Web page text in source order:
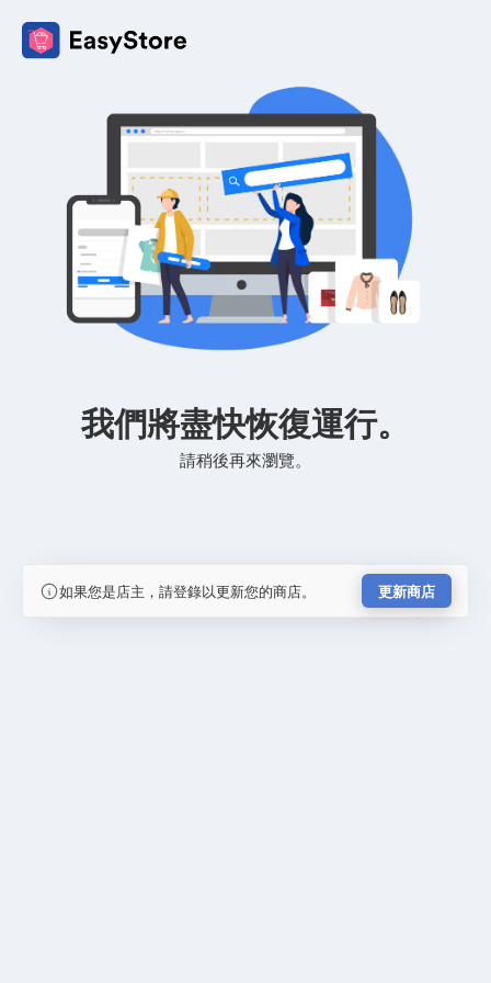
我們將盡快恢復運行。
請稍後再來瀏覽。
如果您是店主，請登錄以更新您的商店。 更新商店